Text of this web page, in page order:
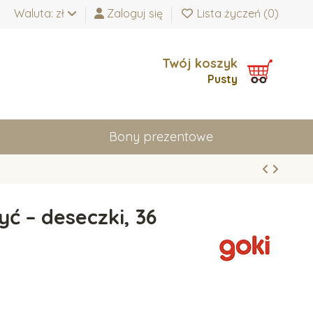
Waluta: zł Zaloguj się Lista życzeń (0)
Twój koszyk
Pusty
Bony prezentowe
– deseczki, 36